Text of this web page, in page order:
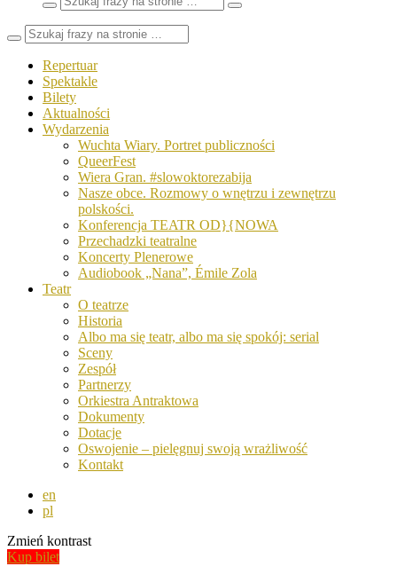
Wyszukaj
frazy
Zamknij
Repertuar
Spektakle
Bilety
Aktualności
Wydarzenia
Wuchta Wiary. Portret publiczności
QueerFest
Wiera Gran. #slowoktorezabija
Nasze obce. Rozmowy o wnętrzu i zewnętrzu
polskości.
Konferencja TEATR OD}{NOWA
Przechadzki teatralne
Koncerty Plenerowe
Audiobook „Nana”, Émile Zola
Teatr
O teatrze
Historia
Albo ma się teatr, albo ma się spokój: serial
Sceny
Zespół
Partnerzy
Orkiestra Antraktowa
Dokumenty
Dotacje
Oswojenie – pielęgnuj swoją wrażliwość
Kontakt
en
pl
Zmień kontrast
Kup bilet